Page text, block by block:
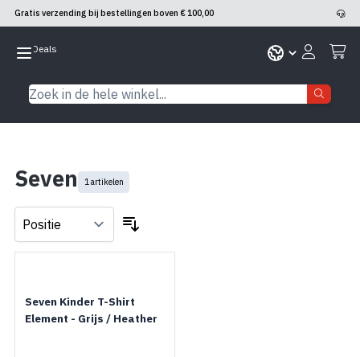
Gratis verzending bij bestellingen boven € 100,00
Zoek in de hele winkel...
Seven 1 artikelen
Seven Kinder T-Shirt
Element - Grijs / Heather